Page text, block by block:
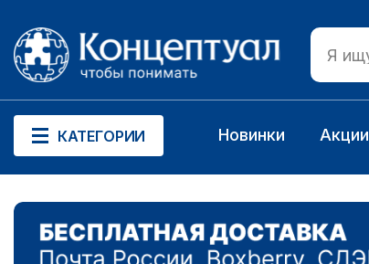
КАТЕГОРИИ Новинки Акции